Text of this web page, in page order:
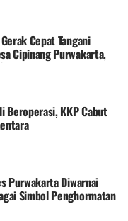
Cepat Tangani
Cipinang Purwakarta,
Beroperasi, KKP Cabut
Purwakarta Diwarnai
Simbol Penghormatan